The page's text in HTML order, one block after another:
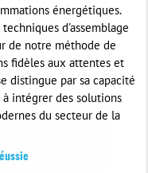
énergétiques.
d'assemblage
de notre méthode de
fidèles aux attentes et
distingue par sa capacité
intégrer des solutions
du secteur de la